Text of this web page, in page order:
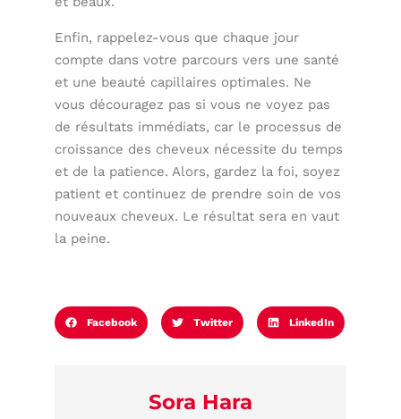
Enfin, rappelez-vous que chaque jour
compte dans votre parcours vers une santé
et une beauté capillaires optimales. Ne
vous découragez pas si vous ne voyez pas
de résultats immédiats, car le processus de
croissance des cheveux nécessite du temps
et de la patience. Alors, gardez la foi, soyez
patient et continuez de prendre soin de vos
nouveaux cheveux. Le résultat sera en vaut
la peine.
Facebook Twitter LinkedIn
Sora Hara